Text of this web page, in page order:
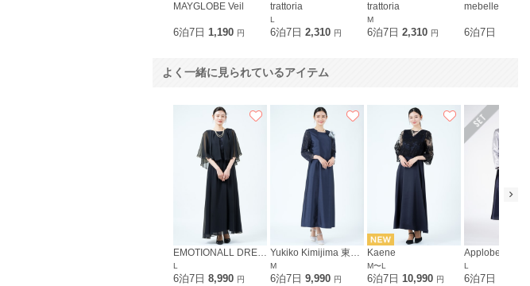
MAYGLOBE Veil
6泊7日 1,190 円
trattoria
L
6泊7日2,310 円
trattoria
M
6泊7日2,310 円
mebelle muse
6泊7日
よく一緒に見られているアイテム
EMOTIONALL DRESSES 東京ソワール
L
6泊7日 8,990 円
Yukiko Kimijima 東京ソワール
M
6泊7日9,990 円
Kaene
M〜L
6泊7日10,990 円
L
6泊7日